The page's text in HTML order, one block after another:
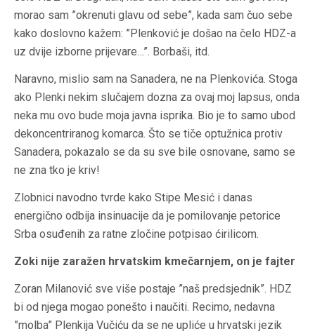
morao sam ”okrenuti glavu od sebe”, kada sam čuo sebe
kako doslovno kažem: ”Plenković je došao na čelo HDZ-a
uz dvije izborne prijevare…”. Borbaši, itd.
Naravno, mislio sam na Sanadera, ne na Plenkovića. Stoga
ako Plenki nekim slučajem dozna za ovaj moj lapsus, onda
neka mu ovo bude moja javna isprika. Bio je to samo ubod
dekoncentriranog komarca. Što se tiče optužnica protiv
Sanadera, pokazalo se da su sve bile osnovane, samo se
ne zna tko je kriv!
Zlobnici navodno tvrde kako Stipe Mesić i danas
energično odbija insinuacije da je pomilovanje petorice
Srba osuđenih za ratne zločine potpisao ćirilicom.
Zoki nije zaražen hrvatskim kmečarnjem, on je fajter
Zoran Milanović sve više postaje ”naš predsjednik”. HDZ
bi od njega mogao ponešto i naučiti. Recimo, nedavna
”molba” Plenkija Vučiću da se ne upliće u hrvatski jezik